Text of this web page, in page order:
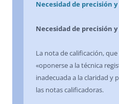
Necesidad de precisión
Necesidad de precisión
La nota de calificación,
«oponerse a la técnica
inadecuada a la claridad y
las notas calificadoras.